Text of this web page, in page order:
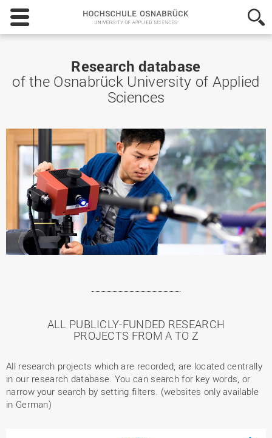
Hochschule
Osnabrück
-
Sciences
Research database
of the Osnabrück University of Applied
Sciences
ALL PUBLICLY-FUNDED RESEARCH
PROJECTS FROM A TO Z
All research projects which are recorded, are located centrally
in our research database. You can search for key words, or
narrow your search by setting filters. (websites only available
in German)